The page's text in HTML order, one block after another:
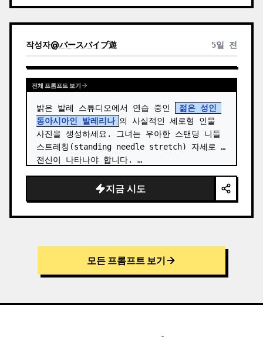
작성자@バースバイブ遊 5일 전
전체 프롬프트 보기
밝은 발레 스튜디오에서 연습 중인
젊은 성인
동아시아인 발레리나 의 사실적인 세로형 인물
사진을 생성하세요. 그녀는 우아한 스탠딩 니들
스트레칭(standing needle stretch) 자세로
전신이 나타나야 합니다. …
지금 시도
모든 프롬프트 보기